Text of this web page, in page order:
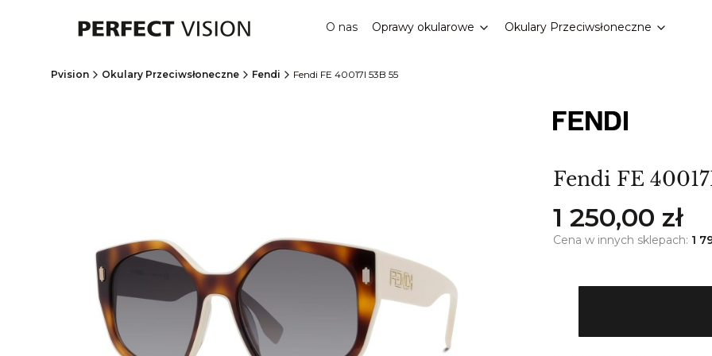
O nas Oprawy okularowe Okulary Przeciwsłoneczne
Pvision Okulary Przeciwsłoneczne Fendi Fendi FE 40017I 53B 55
Fendi FE
Cena
1 250,00 zł
Cena w innych sklepach: 1